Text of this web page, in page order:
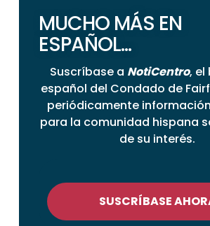
MUCHO MÁS EN
ESPAÑOL...
Suscríbase a NotiCentro, el
español del Condado de
periódicamente
para la comunidad hispana
de su interés.
SUSCRÍBASE